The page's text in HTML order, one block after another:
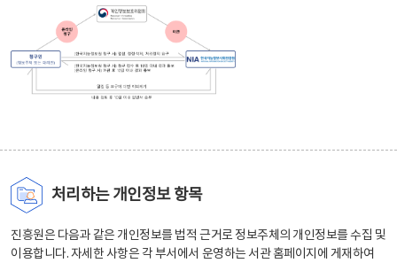
처리하는 개인정보 항목
진흥원은 다음과 같은 개인정보를 법적 근거로 정보주체의 개인정보를 수집 및
이용합니다. 자세한 사항은 각 부서에서 운영하는 서관 홈페이지에 게재하여